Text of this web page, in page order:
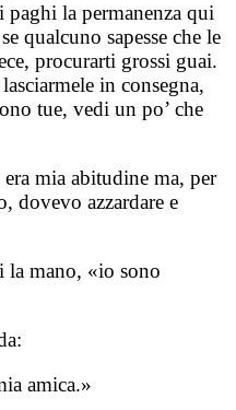
paghi la permanenza qui
qualcuno sapesse che le
procurarti grossi guai.
in consegna,
tue, vedi un po’ che
mia abitudine ma, per
dovevo azzardare e
la mano, «io sono
amica.»